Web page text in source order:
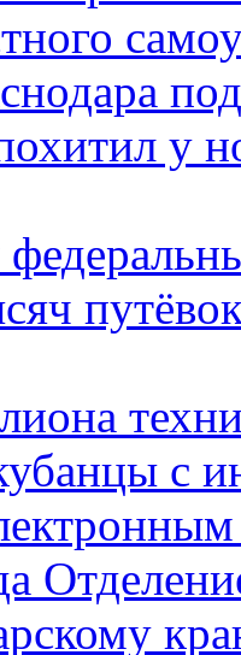
у
с